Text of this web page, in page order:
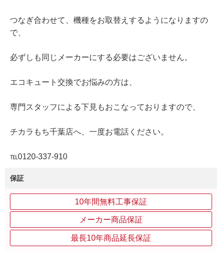
つなぎ合わせて、機種をお取替えするようになりますの
で、
必ずしも同じメーカーにする必要はございません。
エコキュート交換でお悩みの方は、
専門スタッフによる下見もおこなっておりますので、
チカラもち千葉店へ、一度お電話ください。
℡0120-337-910
保証
10年間無料工事保証
メーカー商品保証
最長10年商品延長保証